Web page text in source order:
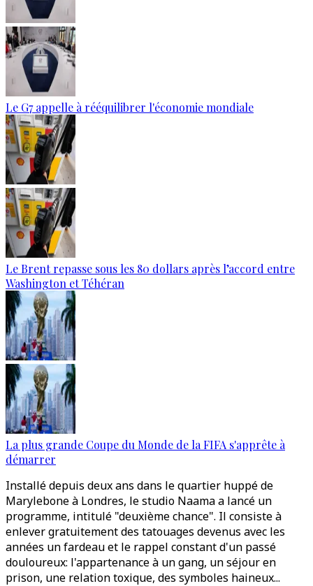
Le G7 appelle à rééquilibrer l'économie mondiale
Le Brent repasse sous les 80 dollars après l’accord entre
Washington et Téhéran
La plus grande Coupe du Monde de la FIFA s'apprête à
démarrer
Installé depuis deux ans dans le quartier huppé de
Marylebone à Londres, le studio Naama a lancé un
programme, intitulé "deuxième chance". Il consiste à
enlever gratuitement des tatouages devenus avec les
années un fardeau et le rappel constant d'un passé
douloureux: l'appartenance à un gang, un séjour en
prison, une relation toxique, des symboles haineux...